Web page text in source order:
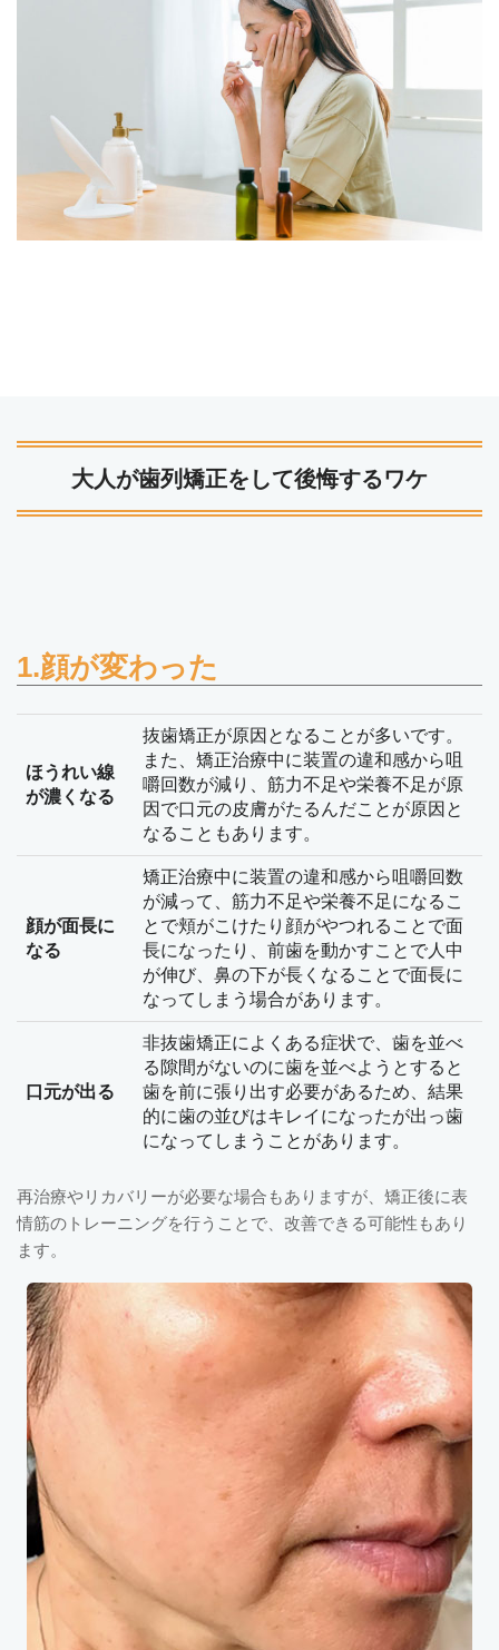
大人が歯列矯正をして後悔するワケ
1.顔が変わった
ほうれい線
が濃くなる
抜歯矯正が原因となることが多いです。
また、矯正治療中に装置の違和感から咀
嚼回数が減り、筋力不足や栄養不足が原
因で口元の皮膚がたるんだことが原因と
なることもあります。
顔が面長に
なる
矯正治療中に装置の違和感から咀嚼回数
が減って、筋力不足や栄養不足になるこ
とで頬がこけたり顔がやつれることで面
長になったり、前歯を動かすことで人中
が伸び、鼻の下が長くなることで面長に
なってしまう場合があります。
口元が出る
非抜歯矯正によくある症状で、歯を並べ
る隙間がないのに歯を並べようとすると
歯を前に張り出す必要があるため、結果
的に歯の並びはキレイになったが出っ歯
になってしまうことがあります。
再治療やリカバリーが必要な場合もありますが、矯正後に表
情筋のトレーニングを行うことで、改善できる可能性もあり
ます。